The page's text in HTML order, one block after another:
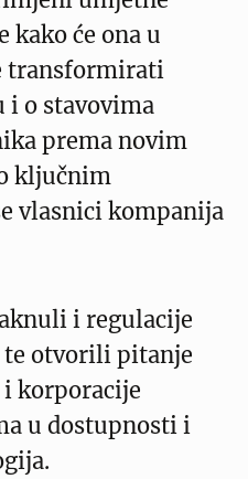
kako će ona u
transformirati
i o stavovima
prema novim
ključnim
vlasnici kompanija
i regulacije
otvorili pitanje
korporacije
u dostupnosti i